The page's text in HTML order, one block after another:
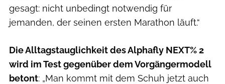
gesagt: nicht unbedingt notwendig für
jemanden, der seinen ersten Marathon läuft.“
Die Alltagstauglichkeit des Alphafly NEXT% 2
wird im Test gegenüber dem Vorgängermodell
betont: „Man kommt mit dem Schuh jetzt auch